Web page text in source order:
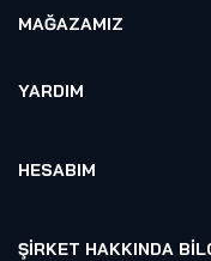
MAĞAZAMIZ
VR Ready PC
Elektronik
YARDIM
HESABIM
Sepet
ŞIRKET HAKKINDA